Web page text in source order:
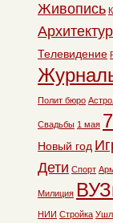
Живопись
Телевидение
Полит бюро
Свадьбы 1 мая
Новый год
Дети Спорт
Милиция
НИИ Стройка